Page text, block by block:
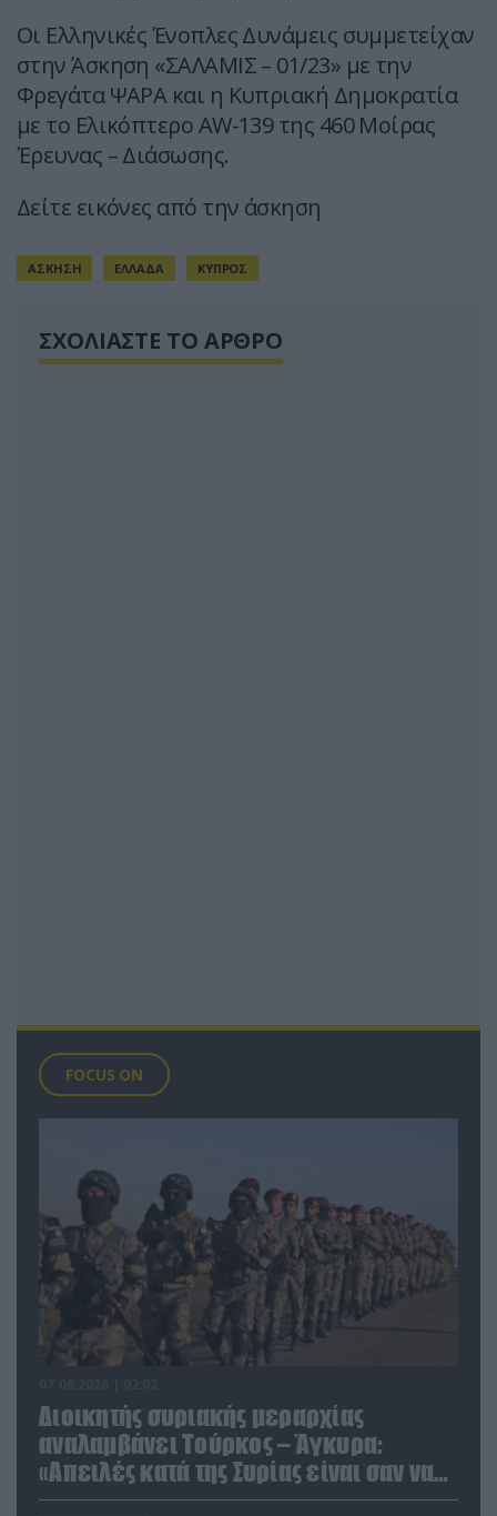
Οι Ελληνικές Ένοπλες Δυνάμεις συμμετείχαν
στην Άσκηση «ΣΑΛΑΜΙΣ – 01/23» με την
Φρεγάτα ΨΑΡΑ και η Κυπριακή Δημοκρατία
με το Ελικόπτερο AW-139 της 460 Μοίρας
Έρευνας – Διάσωσης.
Δείτε εικόνες από την άσκηση
ΑΣΚΗΣΗ ΕΛΛΑΔΑ ΚΥΠΡΟΣ
ΣΧΟΛΙΑΣΤΕ ΤΟ ΑΡΘΡΟ
FOCUS ON
Διοικητής συριακής μεραρχίας
αναλαμβάνει Τούρκος – Άγκυρα:
«Απειλές κατά της Συρίας είναι σαν να
απειλούν εμάς»